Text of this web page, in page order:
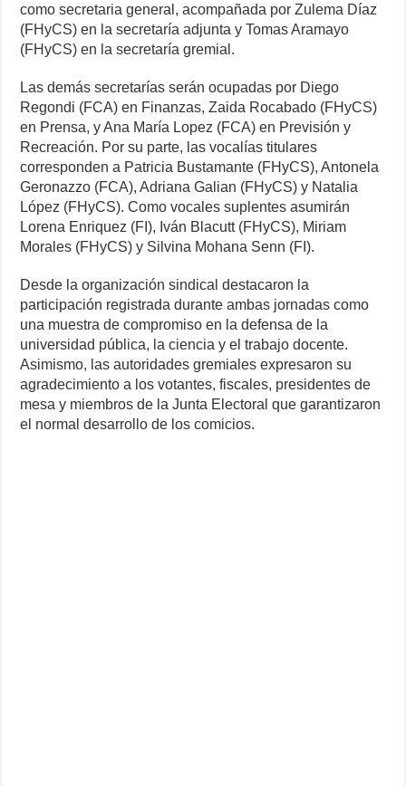
como secretaria general, acompañada por Zulema Díaz
(FHyCS) en la secretaría adjunta y Tomas Aramayo
(FHyCS) en la secretaría gremial.
Las demás secretarías serán ocupadas por Diego
Regondi (FCA) en Finanzas, Zaida Rocabado (FHyCS)
en Prensa, y Ana María Lopez (FCA) en Previsión y
Recreación. Por su parte, las vocalías titulares
corresponden a Patricia Bustamante (FHyCS), Antonela
Geronazzo (FCA), Adriana Galian (FHyCS) y Natalia
López (FHyCS). Como vocales suplentes asumirán
Lorena Enriquez (FI), Iván Blacutt (FHyCS), Miriam
Morales (FHyCS) y Silvina Mohana Senn (FI).
Desde la organización sindical destacaron la
participación registrada durante ambas jornadas como
una muestra de compromiso en la defensa de la
universidad pública, la ciencia y el trabajo docente.
Asimismo, las autoridades gremiales expresaron su
agradecimiento a los votantes, fiscales, presidentes de
mesa y miembros de la Junta Electoral que garantizaron
el normal desarrollo de los comicios.